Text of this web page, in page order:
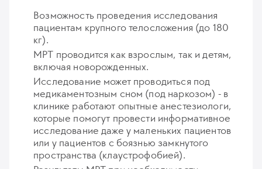
Возможность проведения исследования
пациентам крупного телосложения (до 180
кг).
МРТ проводится как взрослым, так и детям,
включая новорожденных.
Исследование может проводиться под
медикаментозным сном (под наркозом) - в
клинике работают опытные анестезиологи,
которые помогут провести информативное
исследование даже у маленьких пациентов
или у пациентов с боязнью замкнутого
пространства (клаустрофобией).